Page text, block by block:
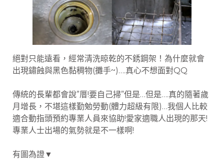
絕對只能遠看，經常清洗晾乾的不銹鋼架！為什麼就會
出現鏽蝕與黑色黏稠物(攤手~)….真心不想面對QQ
傳統的長輩都會說”厝!要自己掃”但是…但是….真的隨著歲
月增長，不堪這樣勤勉勞動(體力超級有限)…我個人比較
適合動指頭預約專業人員來協助!愛家適職人出現的那天!
專業人士出場的氣勢就是不一樣啊!
有圖為證▼